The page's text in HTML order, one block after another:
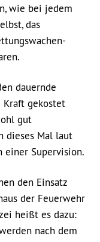
wie bei jedem
das
dauernde
Kraft gekostet
gut
dieses Mal laut
einer Supervision.
den Einsatz
der Feuerwehr
heißt es dazu:
nach dem